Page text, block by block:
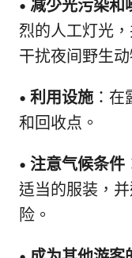
• 减少光污染和
烈的人工灯光
干扰夜间野生动
• 利用设施 ：
和回收点。
• 注意气候条件
适当的服装，
险。